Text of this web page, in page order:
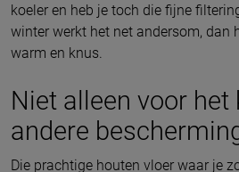
koeler en heb je toch die fijne
winter werkt het net andersom, dan
warm en knus.
Niet alleen voor het
andere
Die prachtige houten vloer waar je